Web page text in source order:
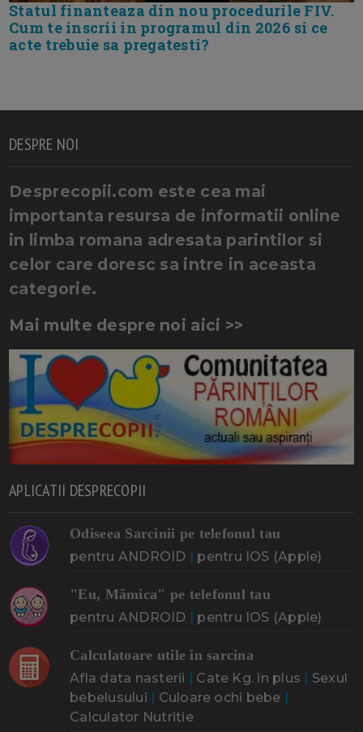
Statul finanteaza din nou procedurile FIV.
Cum te inscrii in programul din 2026 si ce
acte trebuie sa pregatesti?
DESPRE NOI
Desprecopii.com este cea mai
importanta resursa de informatii online
in limba romana adresata parintilor si
celor care doresc sa intre in aceasta
categorie.
Mai multe despre noi aici >>
APLICATII DESPRECOPII
Odiseea Sarcinii pe telefonul tau
pentru ANDROID | pentru IOS (Apple)
"Eu, Mămica" pe telefonul tau
pentru ANDROID | pentru IOS (Apple)
Calculatoare utile in sarcina
Afla data nasterii | Cate Kg. in plus | Sexul
bebelusului | Culoare ochi bebe |
Calculator Nutritie